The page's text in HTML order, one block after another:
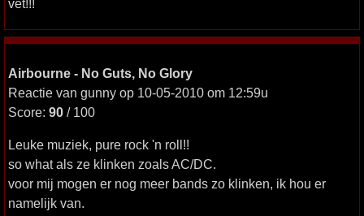
vet!!!
Airbourne - No Guts, No Glory
Reactie van gunny op 10-05-2010 om 12:59u
Score: 90 / 100
Leuke muziek, pure rock 'n roll!!
so what als ze klinken zoals AC/DC.
voor mij mogen er nog meer bands zo klinken, ik hou er
namelijk van.